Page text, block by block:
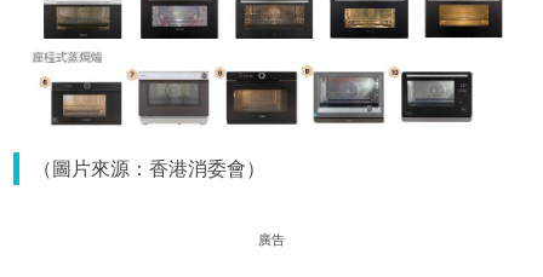
（圖片來源：香港消委會）
廣告